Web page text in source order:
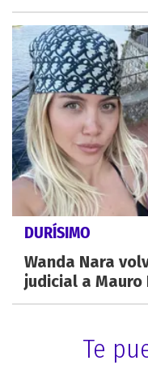
DURÍSIMO
Wanda Nara
judicial a Mauro
Te